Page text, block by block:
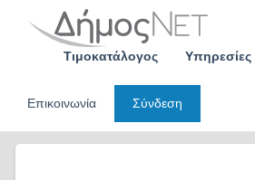
Τιμοκατάλογος Υπηρεσίες
Επικοινωνία
Σύνδεση